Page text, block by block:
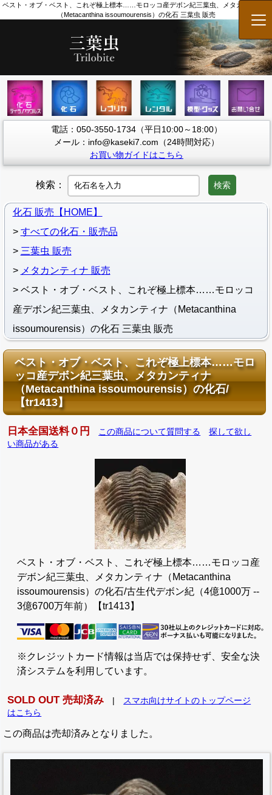
ベスト・オブ・ベスト、これぞ極上標本……モロッコ産デボン紀三葉虫、メタカンティナ
（Metacanthina issoumourensis）の化石 三葉虫 販売
メ
電話：050-3550-1734（平日10:00～18:00）
メール：info@kaseki7.com（24時間対応）
お買い物ガイドはこちら
検索： 検索
化石 販売【HOME】
すべての化石・販売品
三葉虫 販売
メタカンティナ 販売
ベスト・オブ・ベスト、これぞ極上標本……モロッコ
産デボン紀三葉虫、メタカンティナ（Metacanthina
issoumourensis）の化石 三葉虫 販売
ベスト・オブ・ベスト、これぞ極上標本……モロ
ッコ産デボン紀三葉虫、メタカンティナ
（Metacanthina issoumourensis）の化石/
【tr1413】
日本全国送料０円 この商品について質問する
探して欲し
い商品がある
ベスト・オブ・ベスト、これぞ極上標本……モロッコ産
デボン紀三葉虫、メタカンティナ（Metacanthina
issoumourensis）の化石/古生代デボン紀（4億1000万 --
3億6700万年前）【tr1413】
※クレジットカード情報は当店では保持せず、安全な決
済システムを利用しています。
SOLD OUT 売却済み
スマホ向けサイトのトップページ
はこちら
この商品は売却済みとなりました。